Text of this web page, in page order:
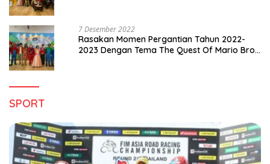
7 Desember 2022
Rasakan Momen Pergantian Tahun 2022-
2023 Dengan Tema The Quest Of Mario Bros
SPORT